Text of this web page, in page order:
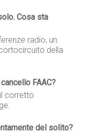
Cosa sta
radio, un
della
FAAC?
corretto
del solito?